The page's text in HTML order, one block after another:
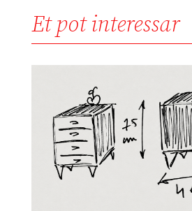
Et pot interessar